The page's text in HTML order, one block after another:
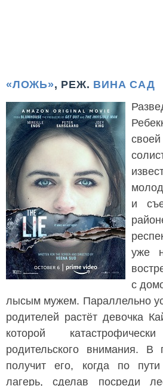
«ЛОЖЬ», РЕЖ. ВИНА САД
и
уже
с
лысым мужем. Параллельно
родителей растёт девочка
которой
родительского внимания.
получит его, когда по
лагерь, сделав посреди